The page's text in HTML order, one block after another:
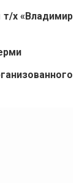
т/х «Владимир